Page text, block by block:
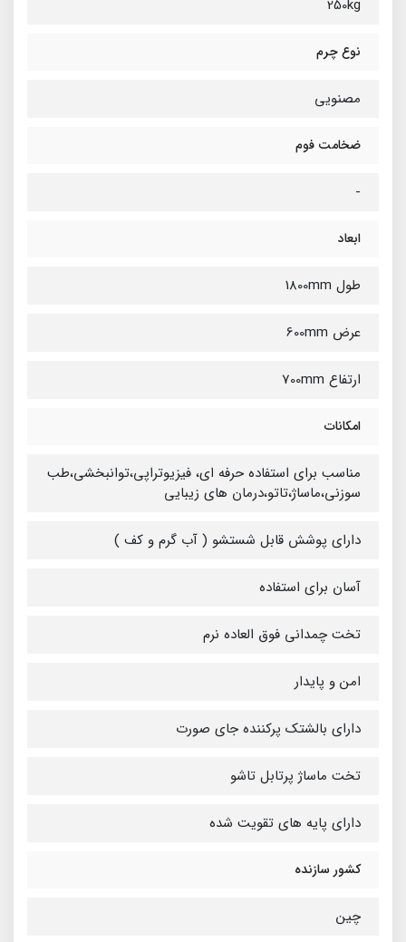
250kg
نوع چرم
مصنویی
ضخامت فوم
-
ابعاد
طول 1800mm
عرض 600mm
ارتفاع 700mm
امکانات
مناسب برای استفاده حرفه ای، فیزیوتراپی،توانبخشی،طب
سوزنی،ماساژ،تاتو،درمان های زیبایی
دارای پوشش قابل شستشو ( آب گرم و کف )
آسان برای استفاده
تخت چمدانی فوق العاده نرم
امن و پایدار
دارای بالشتک پرکننده جای صورت
تخت ماساژ پرتابل تاشو
دارای پایه های تقویت شده
کشور سازنده
چین